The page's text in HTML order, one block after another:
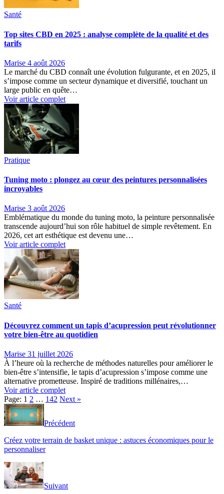
Santé
Top sites CBD en 2025 : analyse complète de la qualité et des
tarifs
Marise 4 août 2026
Le marché du CBD connaît une évolution fulgurante, et en 2025, il
s’impose comme un secteur dynamique et diversifié, touchant un
large public en quête…
Voir article complet
Pratique
Tuning moto : plongez au cœur des peintures personnalisées
incroyables
Marise 3 août 2026
Emblématique du monde du tuning moto, la peinture personnalisée
transcende aujourd’hui son rôle habituel de simple revêtement. En
2026, cet art esthétique est devenu une…
Voir article complet
Santé
Découvrez comment un tapis d’acupression peut révolutionner
votre bien-être au quotidien
Marise 31 juillet 2026
À l’heure où la recherche de méthodes naturelles pour améliorer le
bien-être s’intensifie, le tapis d’acupression s’impose comme une
alternative prometteuse. Inspiré de traditions millénaires,…
Voir article complet
Page: 1 2 … 142 Next »
Précédent
Créez votre terrain de basket unique : astuces économiques pour le
personnaliser
Suivant